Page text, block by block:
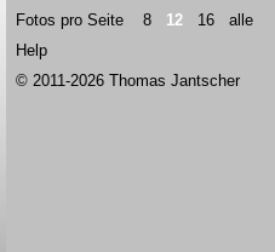
Fotos pro Seite 8 12 16
alle
Help
© 2011-2026 Thomas Jantscher